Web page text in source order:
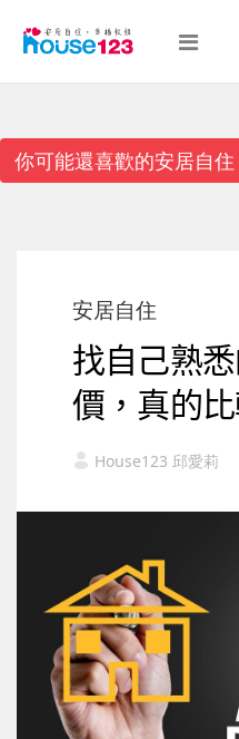
你可能還喜歡的安居自住
安居自住
找自己熟
價，真的
House123 邱愛莉